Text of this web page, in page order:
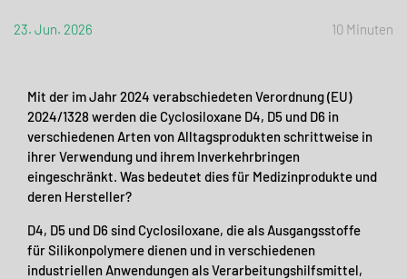
23. Jun. 2026 10 Minuten
Mit der im Jahr 2024 verabschiedeten Verordnung (EU)
2024/1328 werden die Cyclosiloxane D4, D5 und D6 in
verschiedenen Arten von Alltagsprodukten schrittweise in
ihrer Verwendung und ihrem Inverkehrbringen
eingeschränkt. Was bedeutet dies für Medizinprodukte und
deren Hersteller?
D4, D5 und D6 sind Cyclosiloxane, die als Ausgangsstoffe
für Silikonpolymere dienen und in verschiedenen
industriellen Anwendungen als Verarbeitungshilfsmittel,